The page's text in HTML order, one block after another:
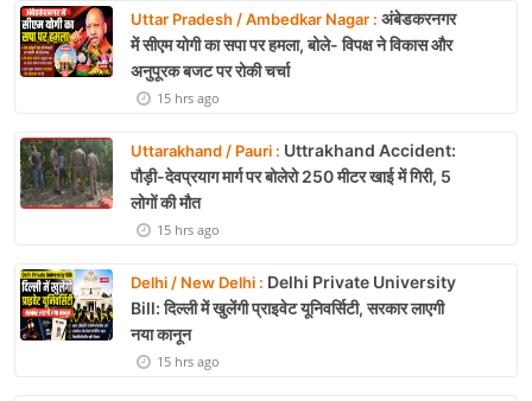
Uttar Pradesh / Ambedkar Nagar : अंबेडकरनगर
में सीएम योगी का सपा पर हमला, बोले- विपक्ष ने विकास और
अनुपूरक बजट पर रोकी चर्चा
15 hrs ago
Uttarakhand / Pauri : Uttrakhand Accident:
पौड़ी-देवप्रयाग मार्ग पर बोलेरो 250 मीटर खाई में गिरी, 5
लोगों की मौत
15 hrs ago
Delhi / New Delhi : Delhi Private University
Bill: दिल्ली में खुलेंगी प्राइवेट यूनिवर्सिटी, सरकार लाएगी
नया कानून
15 hrs ago